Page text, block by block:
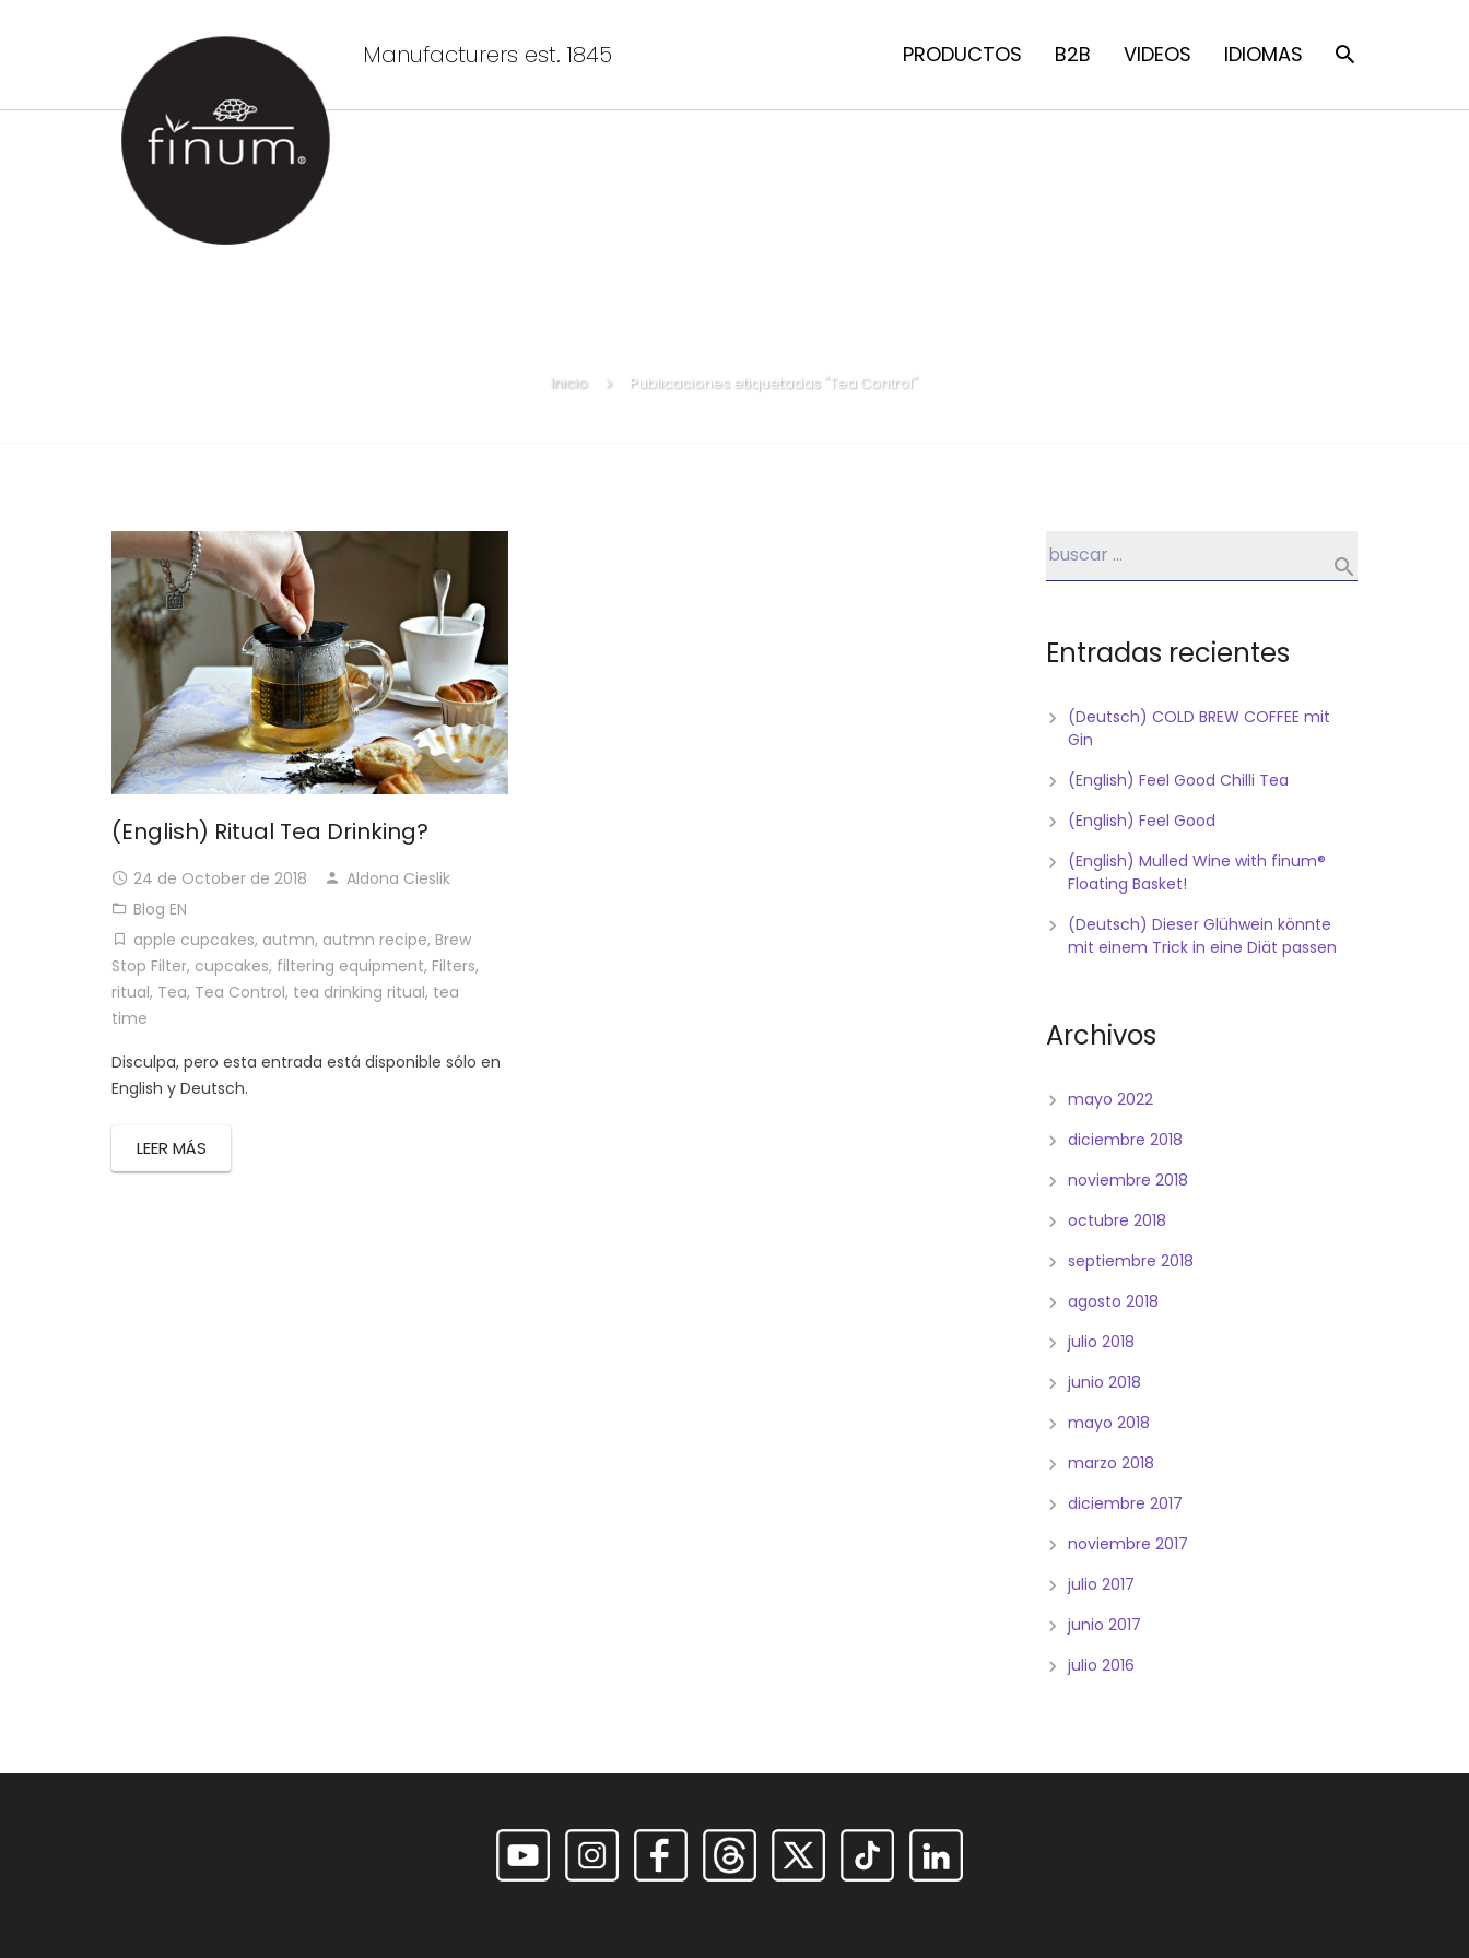
Manufacturers est. 1845 PRODUCTOS B2B VIDEOS IDIOMAS
Inicio Publicaciones etiquetadas "Tea Control"
(English) Ritual Tea Drinking?
24 de October de 2018
Aldona Cieslik
Blog EN
apple cupcakes, autmn, autmn recipe, Brew
Stop Filter, cupcakes, filtering equipment, Filters,
ritual, Tea, Tea Control, tea drinking ritual, tea
time
Disculpa, pero esta entrada está disponible sólo en
English y Deutsch.
LEER MÁS
Entradas recientes
(Deutsch) COLD BREW COFFEE mit
Gin
(English) Feel Good Chilli Tea
(English) Feel Good
(English) Mulled Wine with finum®
Floating Basket!
(Deutsch) Dieser Glühwein könnte
mit einem Trick in eine Diät passen
Archivos
mayo 2022
diciembre 2018
noviembre 2018
octubre 2018
septiembre 2018
agosto 2018
julio 2018
junio 2018
mayo 2018
marzo 2018
diciembre 2017
noviembre 2017
julio 2017
junio 2017
julio 2016